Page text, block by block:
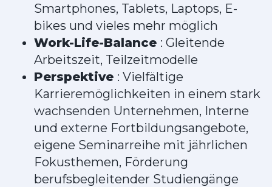
Smartphones, Tablets, Laptops, E-
bikes und vieles mehr möglich
Work-Life-Balance : Gleitende
Arbeitszeit, Teilzeitmodelle
Perspektive : Vielfältige
Karrieremöglichkeiten in einem stark
wachsenden Unternehmen, Interne
und externe Fortbildungsangebote,
eigene Seminarreihe mit jährlichen
Fokusthemen, Förderung
berufsbegleitender Studiengänge